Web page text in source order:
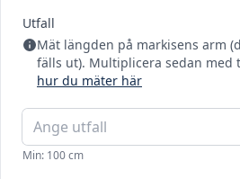
Utfall
Mät längden på markisens arm
fälls ut). Multiplicera sedan med
hur du mäter här
Min: 100 cm